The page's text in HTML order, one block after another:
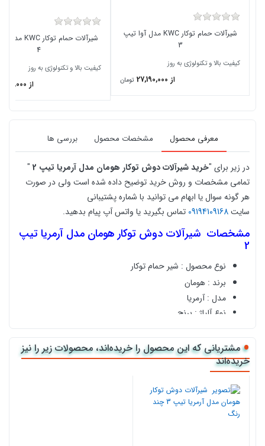
شیرآلات حمام توکار KWC مدل آوا تیپ
3
کیفیت بالا و تکنولوژی به روز
از 27,190,000 تومان
4
کیفیت بالا و تکنولوژی به روز
از 32,700,000
معرفی محصول مشخصات محصول بررسی ها
در زیر برای "خریدشیرآلات دوش توکار هومان مدل آرمریا تیپ 2
"
تمامی مشخصات و روش خرید توضیح داده شده است ولی در صورت
هر گونه سوال یا ابهام می توانید با شماره پشتیبانی
سایت09194109168 تماس بگیرید یا واتس آپ پیام بدهید.
مشخصات شیرآلات دوش توکار هومان مدل آرمریا تیپ
2
نوع محصول : شیر حمام توکار
برند : هومان
مدل :آرمریا
نوع آلیاژ : برنج
خرید آنلاینشیرآلات دوش توکار هومان مدل آرمریا تیپ
2از نمایندگی رسمی کالا118
مشاوره رایگان قبل خرید و
مشتریانی که این محصول را خریده‌اند، محصولات زیر را نیز
خریده‌اند